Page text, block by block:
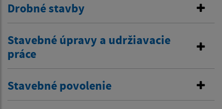
Drobné stavby
Stavebné úpravy a udržiavacie
práce
Stavebné povolenie